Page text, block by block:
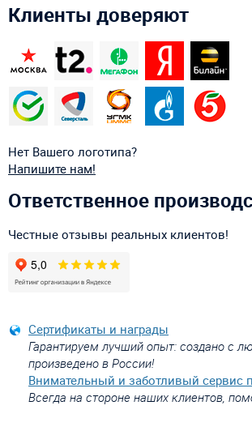
Клиенты доверяют
Нет Вашего логотипа?
Напишите нам!
Ответственное
Честные отзывы реальных клиентов!
Сертификаты и награды
Гарантируем лучший опыт: создано с
произведено в России!
Внимательный и заботливый сервис
Всегда на стороне наших клиентов,